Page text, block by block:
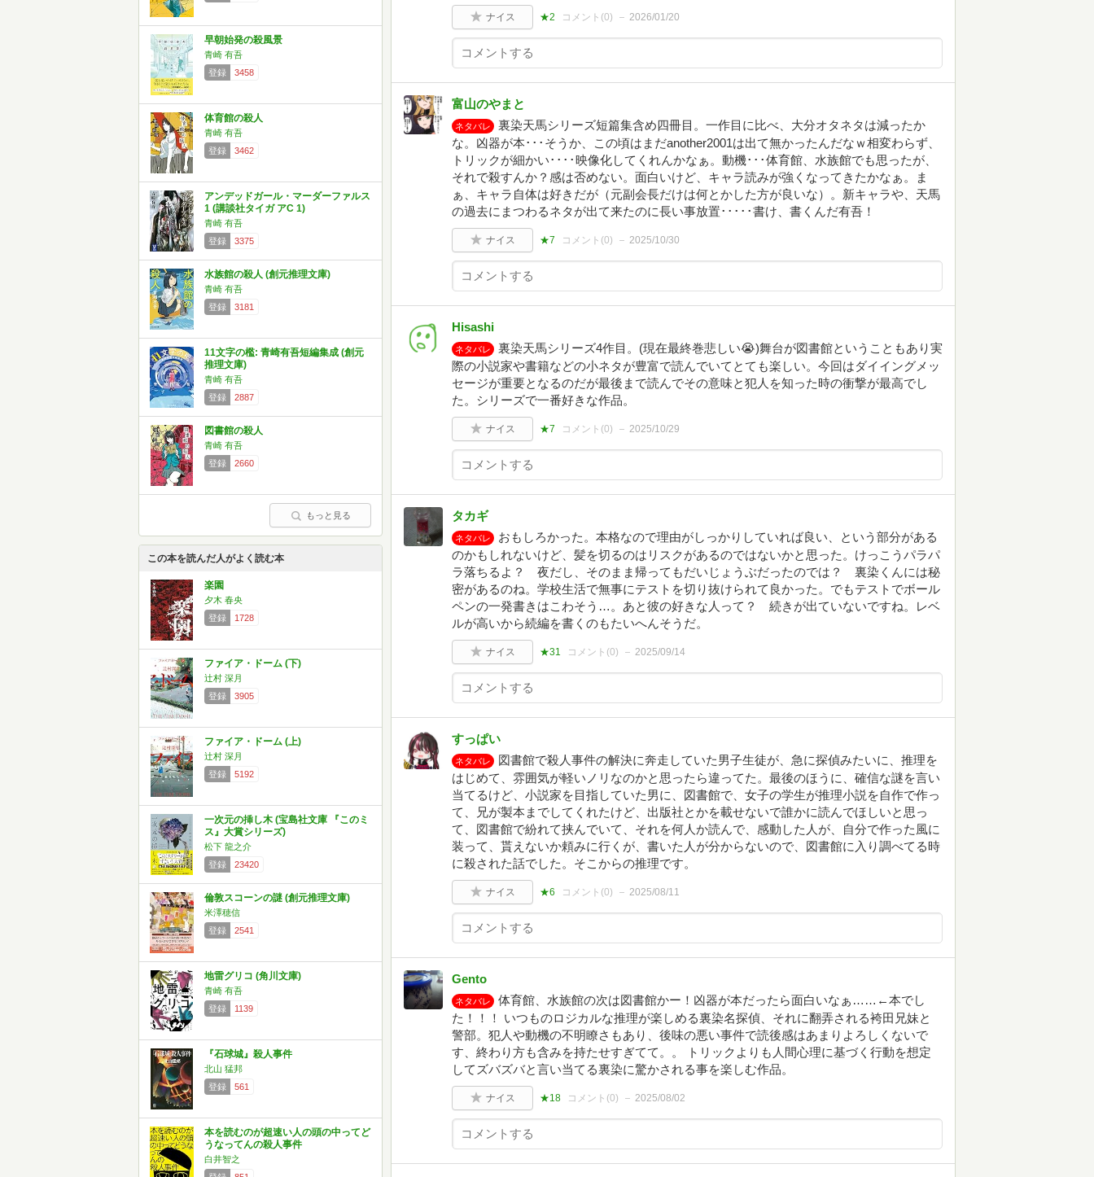
早朝始発の殺風景
青崎 有吾
登録
3458
体育館の殺人
青崎 有吾
登録
3462
アンデッドガール・マーダーファルス
1 (講談社タイガ アC 1)
青崎 有吾
登録
3375
水族館の殺人 (創元推理文庫)
青崎 有吾
登録
3181
11文字の檻: 青崎有吾短編集成 (創元
推理文庫)
青崎 有吾
登録
2887
図書館の殺人
青崎 有吾
登録
2660
もっと見る
この本を読んだ人がよく読む本
楽園
夕木 春央
登録
1728
ファイア・ドーム (下)
辻村 深月
登録
3905
ファイア・ドーム (上)
辻村 深月
登録
5192
一次元の挿し木 (宝島社文庫 『このミ
ス』大賞シリーズ)
松下 龍之介
登録
23420
倫敦スコーンの謎 (創元推理文庫)
米澤穂信
登録
2541
地雷グリコ (角川文庫)
青崎 有吾
登録
1139
『石球城』殺人事件
北山 猛邦
登録
561
本を読むのが超速い人の頭の中ってど
うなってんの殺人事件
白井智之
ナイス ★2 コメント(0) 2026/01/20
富山のやまと
ネタバレ
裏染天馬シリーズ短篇集含め四冊目。一作目に比べ、大分オタネタは減ったか
な。凶器が本･･･そうか、この頃はまだanother2001は出て無かったんだなｗ相変わらず、
トリックが細かい････映像化してくれんかなぁ。動機･･･体育館、水族館でも思ったが、
それで殺すんか？感は否めない。面白いけど、キャラ読みが強くなってきたかなぁ。ま
ぁ、キャラ自体は好きだが（元副会長だけは何とかした方が良いな）。新キャラや、天馬
の過去にまつわるネタが出て来たのに長い事放置･････書け、書くんだ有吾！
ナイス ★7 コメント(0) 2025/10/30
Hisashi
ネタバレ
裏染天馬シリーズ4作目。(現在最終巻悲しい😭)舞台が図書館ということもあり実
際の小説家や書籍などの小ネタが豊富で読んでいてとても楽しい。今回はダイイングメッ
セージが重要となるのだが最後まで読んでその意味と犯人を知った時の衝撃が最高でし
た。シリーズで一番好きな作品。
ナイス ★7 コメント(0) 2025/10/29
タカギ
ネタバレ
おもしろかった。本格なので理由がしっかりしていれば良い、という部分がある
のかもしれないけど、髪を切るのはリスクがあるのではないかと思った。けっこうパラパ
ラ落ちるよ？ 夜だし、そのまま帰ってもだいじょうぶだったのでは？ 裏染くんには秘
密があるのね。学校生活で無事にテストを切り抜けられて良かった。でもテストでボール
ペンの一発書きはこわそう…。あと彼の好きな人って？ 続きが出ていないですね。レベ
ルが高いから続編を書くのもたいへんそうだ。
ナイス ★31 コメント(0) 2025/09/14
すっぱい
ネタバレ
図書館で殺人事件の解決に奔走していた男子生徒が、急に探偵みたいに、推理を
はじめて、雰囲気が軽いノリなのかと思ったら違ってた。最後のほうに、確信な謎を言い
当てるけど、小説家を目指していた男に、図書館で、女子の学生が推理小説を自作で作っ
て、兄が製本までしてくれたけど、出版社とかを載せないで誰かに読んでほしいと思っ
て、図書館で紛れて挟んでいて、それを何人か読んで、感動した人が、自分で作った風に
装って、貰えないか頼みに行くが、書いた人が分からないので、図書館に入り調べてる時
に殺された話でした。そこからの推理です。
ナイス ★6 コメント(0) 2025/08/11
Gento
ネタバレ
体育館、水族館の次は図書館かー！凶器が本だったら面白いなぁ……←本でし
た！！！ いつものロジカルな推理が楽しめる裏染名探偵、それに翻弄される袴田兄妹と
警部。犯人や動機の不明瞭さもあり、後味の悪い事件で読後感はあまりよろしくないで
す、終わり方も含みを持たせすぎてて。。 トリックよりも人間心理に基づく行動を想定
してズバズバと言い当てる裏染に驚かされる事を楽しむ作品。
ナイス ★18 コメント(0) 2025/08/02